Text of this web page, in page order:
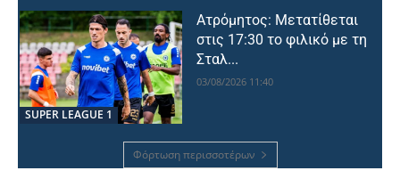
SUPER LEAGUE 1
Ατρόμητος: Μετατίθεται
στις 17:30 το φιλικό με τη
Σταλ...
03/08/2026 11:40
Φόρτωση περισσοτέρων